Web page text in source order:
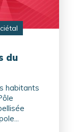
du
habitants